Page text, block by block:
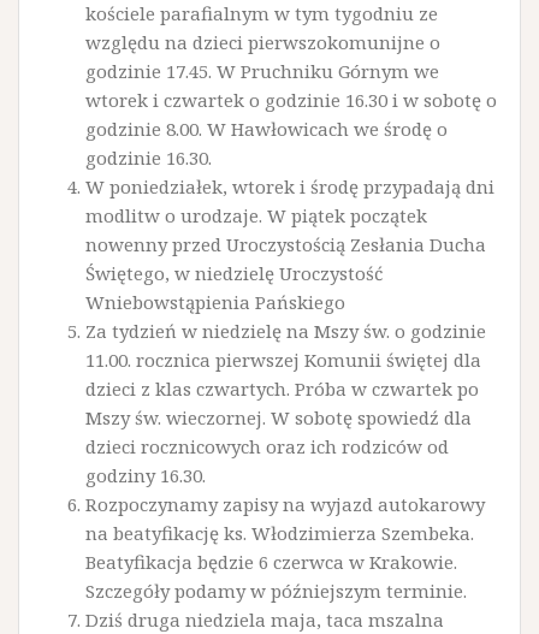
kościele parafialnym w tym tygodniu ze
względu na dzieci pierwszokomunijne o
godzinie 17.45. W Pruchniku Górnym we
wtorek i czwartek o godzinie 16.30 i w sobotę o
godzinie 8.00. W Hawłowicach we środę o
godzinie 16.30.
W poniedziałek, wtorek i środę przypadają dni
modlitw o urodzaje. W piątek początek
nowenny przed Uroczystością Zesłania Ducha
Świętego, w niedzielę Uroczystość
Wniebowstąpienia Pańskiego
Za tydzień w niedzielę na Mszy św. o godzinie
11.00. rocznica pierwszej Komunii świętej dla
dzieci z klas czwartych. Próba w czwartek po
Mszy św. wieczornej. W sobotę spowiedź dla
dzieci rocznicowych oraz ich rodziców od
godziny 16.30.
Rozpoczynamy zapisy na wyjazd autokarowy
na beatyfikację ks. Włodzimierza Szembeka.
Beatyfikacja będzie 6 czerwca w Krakowie.
Szczegóły podamy w późniejszym terminie.
Dziś druga niedziela maja, taca mszalna